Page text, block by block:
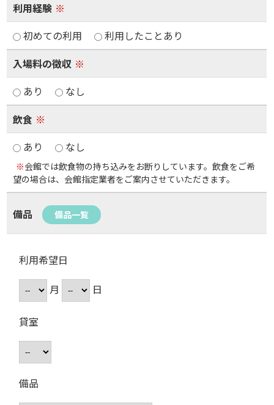
利用経験 ※
初めての利用
利用したことあり
入場料の徴収 ※
あり
なし
飲食 ※
あり
なし
※会館では飲食物の持ち込みをお断りしています。飲食をご希
望の場合は、会館指定業者をご案内させていただきます。
備品 備品一覧
利用希望日
月
日
貸室
備品